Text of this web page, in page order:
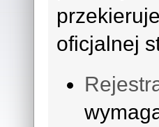
oficjalnej